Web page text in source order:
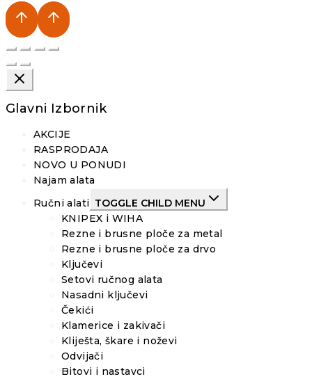
Glavni Izbornik
AKCIJE
RASPRODAJA
NOVO U PONUDI
Najam alata
Ručni alati TOGGLE CHILD MENU
KNIPEX i WIHA
Rezne i brusne ploče za metal
Rezne i brusne ploče za drvo
Ključevi
Setovi ručnog alata
Nasadni ključevi
Čekići
Klamerice i zakivači
Kliješta, škare i noževi
Odvijači
Bitovi i nastavci